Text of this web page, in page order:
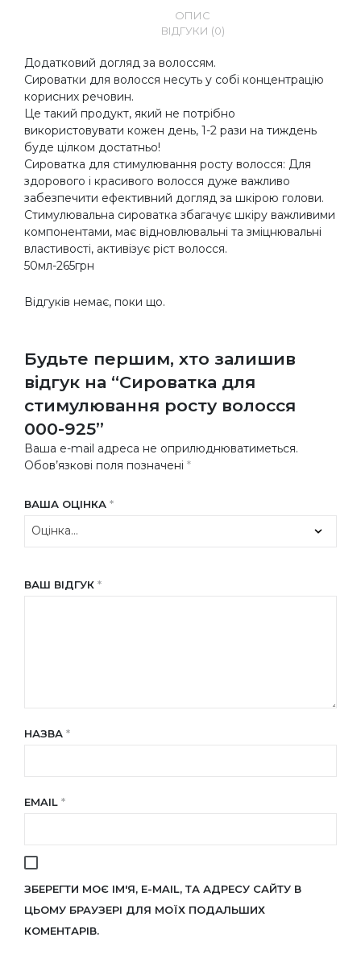
ОПИС
ВІДГУКИ (0)
Додатковий догляд за волоссям.
Сироватки для волосся несуть у собі концентрацію
корисних речовин.
Це такий продукт, який не потрібно
використовувати кожен день, 1-2 рази на тиждень
буде цілком достатньо!
Сироватка для стимулювання росту волосся: Для
здорового і красивого волосся дуже важливо
забезпечити ефективний догляд за шкірою голови.
Стимулювальна сироватка збагачує шкіру важливими
компонентами, має відновлювальні та зміцнювальні
властивості, активізує ріст волосся.
50мл-265грн
Відгуків немає, поки що.
Будьте першим, хто залишив
відгук на “Сироватка для
стимулювання росту волосся
000-925”
Ваша e-mail адреса не оприлюднюватиметься.
Обов’язкові поля позначені *
ВАША ОЦІНКА *
ВАШ ВІДГУК *
НАЗВА *
EMAIL *
ЗБЕРЕГТИ МОЄ ІМ'Я, E-MAIL, ТА АДРЕСУ САЙТУ В
ЦЬОМУ БРАУЗЕРІ ДЛЯ МОЇХ ПОДАЛЬШИХ
КОМЕНТАРІВ.